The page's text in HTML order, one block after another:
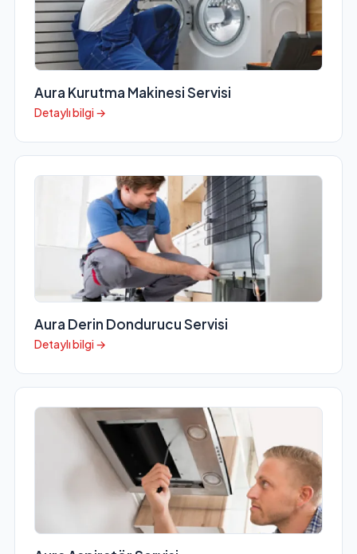
Aura Kurutma Makinesi Servisi
Detaylı bilgi →
Aura Derin Dondurucu Servisi
Detaylı bilgi →